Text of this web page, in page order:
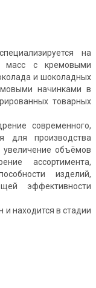
шоколада и
на
масс с кремовыми
и шоколадных
начинками в
товарных
современного,
для производства
объёмов
ассортимента,
изделий,
эффективности
и находится в стадии